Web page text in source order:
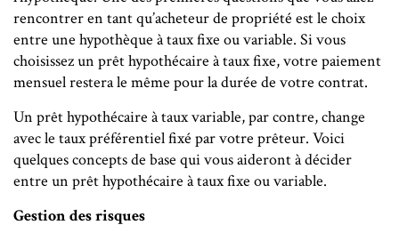
rencontrer en tant qu’acheteur de propriété est le choix
entre une hypothèque à taux fixe ou variable. Si vous
choisissez un prêt hypothécaire à taux fixe, votre paiement
mensuel restera le même pour la durée de votre contrat.
Un prêt hypothécaire à taux variable, par contre, change
avec le taux préférentiel fixé par votre prêteur. Voici
quelques concepts de base qui vous aideront à décider
entre un prêt hypothécaire à taux fixe ou variable.
Gestion des risques